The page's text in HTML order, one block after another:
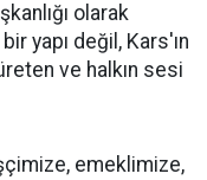
olarak
yapı değil, Kars'ın
ve halkın sesi
emeklimize,